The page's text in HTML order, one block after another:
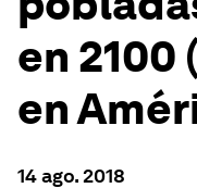
en 2100
en
14 ago. 2018